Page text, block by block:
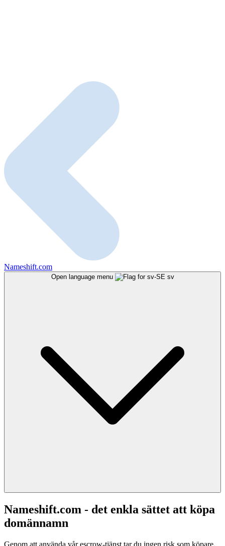
Nameshift.com
Open language menu sv
Nameshift.com - det enkla sättet att köpa
domännamn
Genom att använda vår escrow-tjänst tar du ingen risk som köpare.